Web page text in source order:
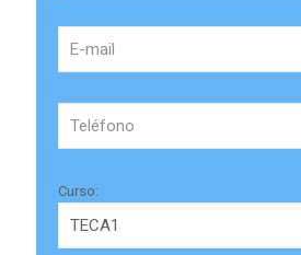
Curso: